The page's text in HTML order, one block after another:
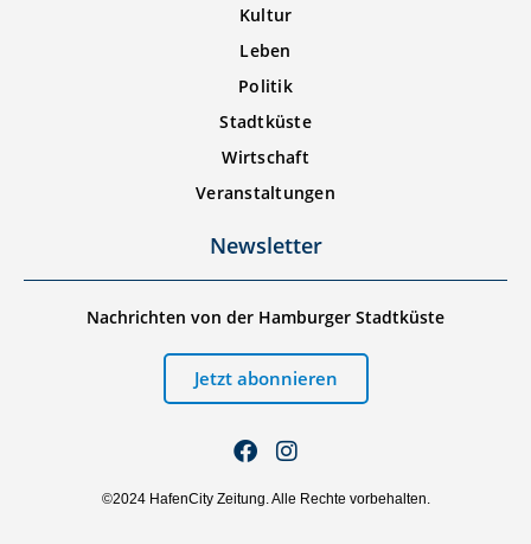
Kultur
Leben
Politik
Stadtküste
Wirtschaft
Veranstaltungen
Newsletter
Nachrichten von der Hamburger Stadtküste
Jetzt abonnieren
©2024 HafenCity Zeitung. Alle Rechte vorbehalten.